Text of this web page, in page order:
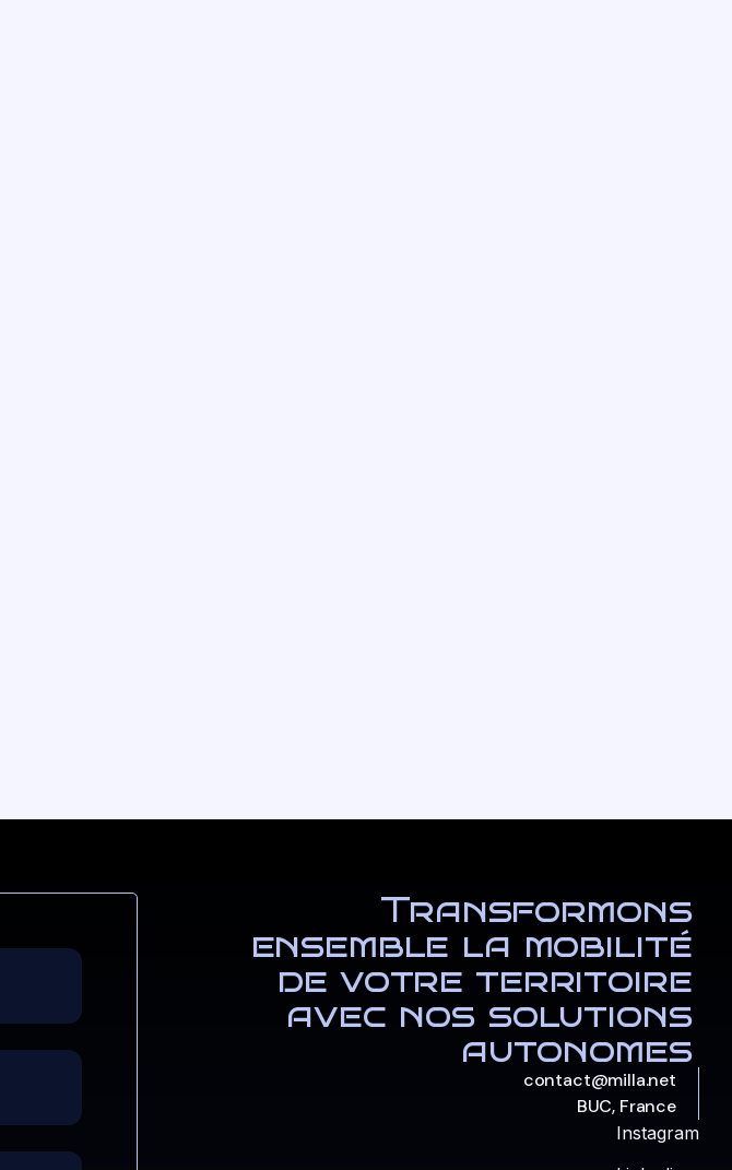
Transformons
ensemble la mobilité
de votre territoire
avec nos solutions
autonomes
contact@milla.net
BUC, France
Instagram